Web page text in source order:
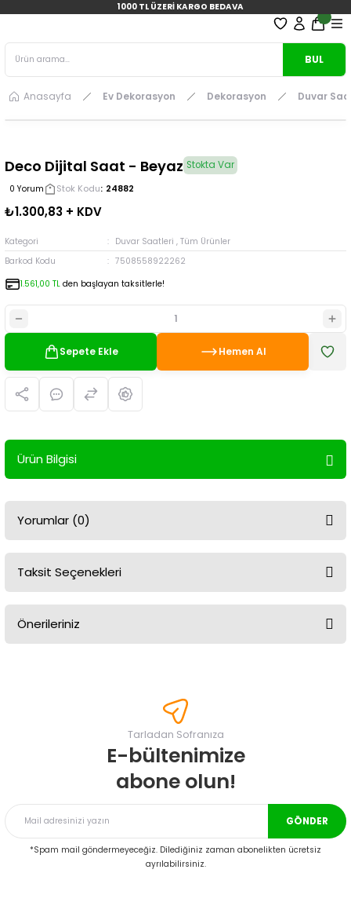
1000 TL ÜZERİ KARGO BEDAVA
BUL
Anasayfa Ev Dekorasyon Dekorasyon Duvar
Deco Dijital Saat - Beyaz Stokta Var
0 Yorum Stok Kodu 24882
₺1.300,83 + KDV
Kategori Duvar Saatleri , Tüm Ürünler
Barkod Kodu
7508558922262
1.561,00 TL den başlayan taksitlerle!
Sepete Ekle Hemen Al
Ürün Bilgisi
Yorumlar (0)
Taksit Seçenekleri
Önerileriniz
Görüş ve önerileriniz için teşekkür ederiz.
Ürün resmi kalitesiz, bozuk veya görüntülenemiyor.
Ürün bilgilerinde hatalar bulunuyor.
Bu ürüne benzer farklı alternatifler olmalı.
Tarladan Sofranıza
E-bültenimize
abone olun!
GÖNDER
*Spam mail göndermeyeceğiz. Dilediğiniz zaman abonelikten ücretsiz
ayrılabilirsiniz.